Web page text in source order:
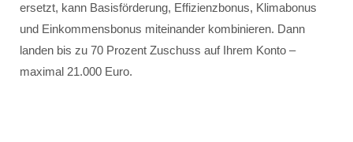
ersetzt, kann Basisförderung, Effizienzbonus, Klimabonus
und Einkommensbonus miteinander kombinieren. Dann
landen bis zu 70 Prozent Zuschuss auf Ihrem Konto –
maximal 21.000 Euro.